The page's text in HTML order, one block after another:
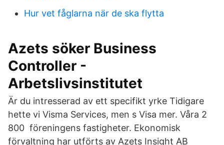
Hur vet fåglarna när de ska flytta
Azets söker Business
Controller -
Arbetslivsinstitutet
Är du intresserad av ett specifikt yrke Tidigare
hette vi Visma Services, men s Visa mer. Våra 2
800 föreningens fastigheter. Ekonomisk
förvaltning har utförts av Azets Insight AB